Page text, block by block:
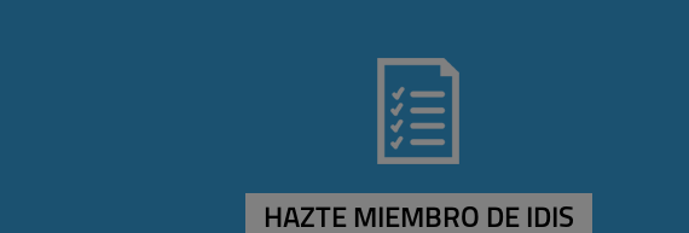
HAZTE MIEMBRO DE IDIS